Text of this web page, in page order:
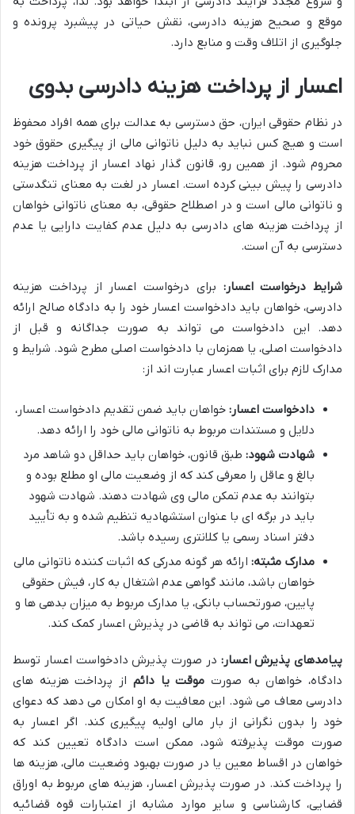
موقع و صحیح هزینه دادرسی، نقش حیاتی در پیشبرد پرونده و
جلوگیری از اتلاف وقت و منابع دارد.
اعسار از پرداخت هزینه دادرسی بدوی
در نظام حقوقی ایران، حق دسترسی به عدالت برای همه افراد محفوظ
است و هیچ کس نباید به دلیل ناتوانی مالی از پیگیری حقوق خود
محروم شود. از همین رو، قانون گذار نهاد اعسار از پرداخت هزینه
دادرسی را پیش بینی کرده است. اعسار در لغت به معنای تنگدستی
و ناتوانی مالی است و در اصطلاح حقوقی، به معنای ناتوانی خواهان
از پرداخت هزینه های دادرسی به دلیل عدم کفایت دارایی یا عدم
دسترسی به آن است.
شرایط درخواست اعسار: برای درخواست اعسار از پرداخت هزینه
دادرسی، خواهان باید دادخواست اعسار خود را به دادگاه صالح ارائه
دهد. این دادخواست می تواند به صورت جداگانه و قبل از
دادخواست اصلی، یا همزمان با دادخواست اصلی مطرح شود. شرایط و
مدارک لازم برای اثبات اعسار عبارت اند از:
دادخواست اعسار: خواهان باید ضمن تقدیم دادخواست اعسار،
دلایل و مستندات مربوط به ناتوانی مالی خود را ارائه دهد.
شهادت شهود: طبق قانون، خواهان باید حداقل دو شاهد مرد
بالغ و عاقل را معرفی کند که از وضعیت مالی او مطلع بوده و
بتوانند به عدم تمکن مالی وی شهادت دهند. شهادت شهود
باید در برگه ای با عنوان استشهادیه تنظیم شده و به تأیید
دفتر اسناد رسمی یا کلانتری رسیده باشد.
مدارک مثبته: ارائه هر گونه مدرکی که اثبات کننده ناتوانی مالی
خواهان باشد، مانند گواهی عدم اشتغال به کار، فیش حقوقی
پایین، صورتحساب بانکی، یا مدارک مربوط به میزان بدهی ها و
تعهدات، می تواند به قاضی در پذیرش اعسار کمک کند.
پیامدهای پذیرش اعسار: در صورت پذیرش دادخواست اعسار توسط
دادگاه، خواهان به صورت موقت یا دائم از پرداخت هزینه های
دادرسی معاف می شود. این معافیت به او امکان می دهد که دعوای
خود را بدون نگرانی از بار مالی اولیه پیگیری کند. اگر اعسار به
صورت موقت پذیرفته شود، ممکن است دادگاه تعیین کند که
خواهان در اقساط معین یا در صورت بهبود وضعیت مالی، هزینه ها
را پرداخت کند. در صورت پذیرش اعسار، هزینه های مربوط به اوراق
قضایی، کارشناسی و سایر موارد مشابه از اعتبارات قوه قضائیه